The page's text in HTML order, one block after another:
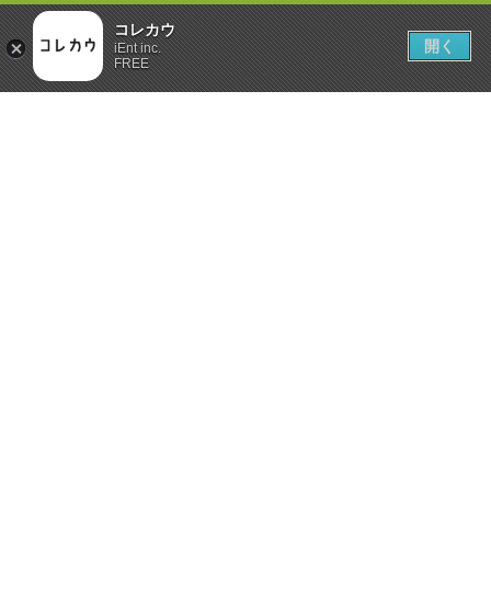
コレカウ
iEnt inc.
FREE
開く